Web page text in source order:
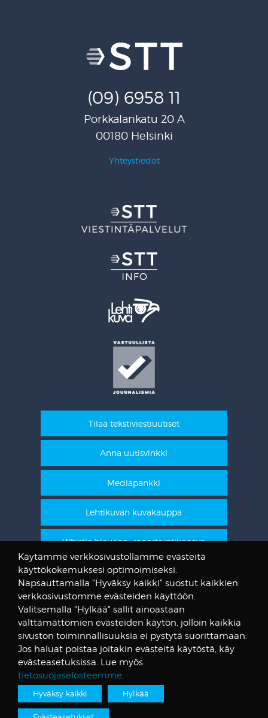
(09) 6958 11
Porkkalankatu 20 A
00180 Helsinki
Yhteystiedot
Tilaa tekstiviestiuutiset
Anna uutisvinkki
Mediapankki
Lehtikuvan kuvakauppa
Whistle blowing -raportointikanava
STT Info
Lehtikuvan vanhat kuvat
@STTuutiset
@STTinfo
@STTViestintap
Tietosuojalauseke
Käytämme verkkosivustollamme evästeitä
käyttökokemuksesi optimoimiseksi.
Napsauttamalla "Hyväksy kaikki" suostut kaikkien
verkkosivustomme evästeiden käyttöön.
Valitsemalla "Hylkää" sallit ainoastaan
välttämättömien evästeiden käytön, jolloin kaikkia
sivuston toiminnallisuuksia ei pystytä suorittamaan.
Jos haluat poistaa joitakin evästeitä käytöstä, käy
evästeasetuksissa. Lue myös
tietosuojaselosteemme.
Hyväksy kaikki Hylkää